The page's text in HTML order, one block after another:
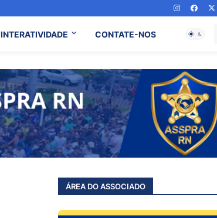
INTERATIVIDADE CONTATE-NOS
ÁREA DO ASSOCIADO